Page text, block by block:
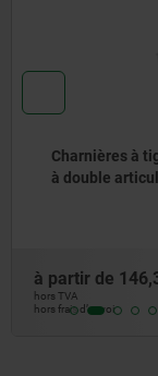
Charnières à
à double
à partir de
hors TVA
hors frais d’envoi